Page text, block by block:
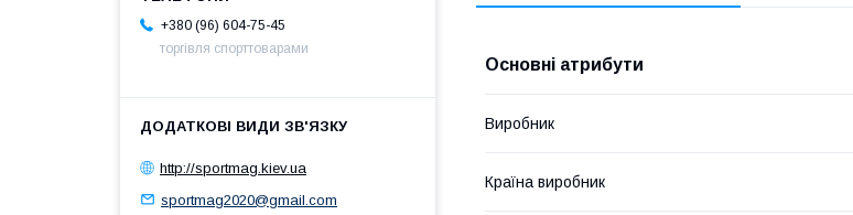
Основні атрибути
Виробник
Країна виробник
+380 (96) 604-75-45
торгівля спорттоварами
http://sportmag.kiev.ua
sportmag2020@gmail.com